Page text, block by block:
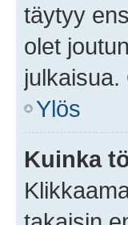
täytyy
olet
Ylös
Kuinka